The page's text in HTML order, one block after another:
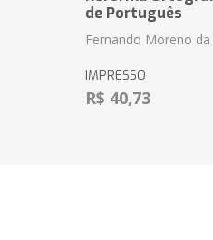
de Português
Fernando Moreno da
IMPRESSO
R$ 40,73